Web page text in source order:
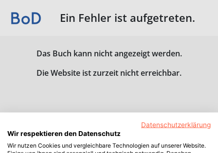
Ein Fehler ist aufgetreten.
Das Buch kann nicht angezeigt werden.
Die Website ist zurzeit nicht erreichbar.
Datenschutzerklärung
Wir respektieren den Datenschutz
Wir nutzen Cookies und vergleichbare Technologien auf unserer Website.